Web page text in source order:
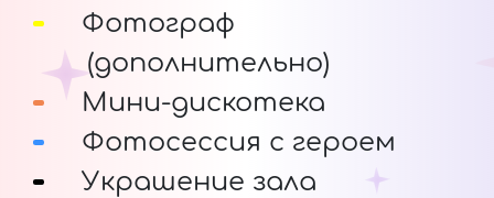
Фотограф
(дополнительно)
Мини-дискотека
Фотосессия с героем
Украшение зала